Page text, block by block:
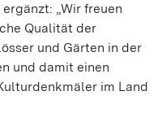
„Wir freuen
Qualität der
und Gärten in der
und damit einen
im Land